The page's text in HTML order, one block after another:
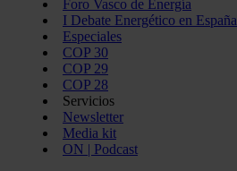
Foro Vasco de Energía
I Debate Energético en España
Especiales
COP 30
COP 29
COP 28
Servicios
Newsletter
Media kit
ON | Podcast